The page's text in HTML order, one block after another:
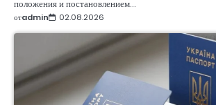
положения и постановлением…
отadmin 02.08.2026